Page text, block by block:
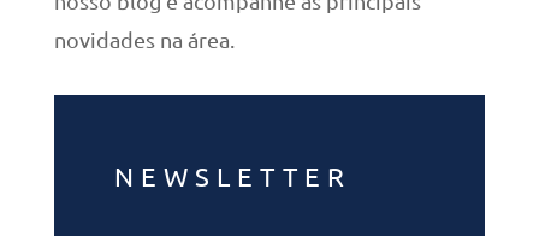
novidades na área.
NEWSLETTER